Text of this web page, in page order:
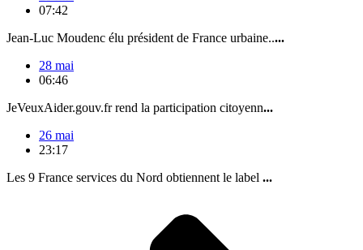
07:42
Jean-Luc Moudenc élu président de France urbaine.....
28 mai
06:46
JeVeuxAider.gouv.fr rend la participation citoyenn...
26 mai
23:17
Les 9 France services du Nord obtiennent le label ...